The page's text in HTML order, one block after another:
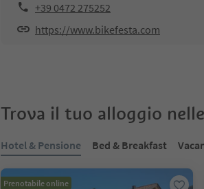
+39 0472 275252
https://www.bikefesta.com
Trova il tuo alloggio
Hotel & Pensione Bed & Breakfast
Prenotabile online